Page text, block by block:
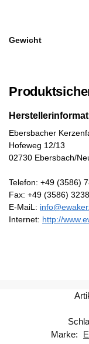
Gewicht
Ebersbacher
Hofeweg 12/13
02730 Ebersbach/
Telefon: +49 (3586)
Fax: +49 (3586)
E-MaiL:
Internet: http://
Marke: